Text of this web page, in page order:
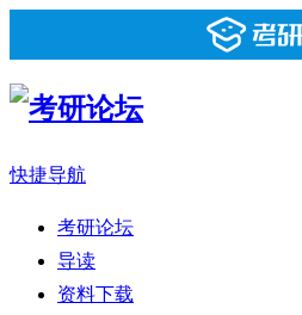
快捷导航
考研论坛
导读
资料下载